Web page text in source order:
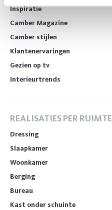
Inspiratie
Camber Magazine
Camber stijlen
Klantenervaringen
Gezien op tv
Interieurtrends
REALISATIES PER RUIMTE
Dressing
Slaapkamer
Woonkamer
Berging
Bureau
Kast onder schuinte